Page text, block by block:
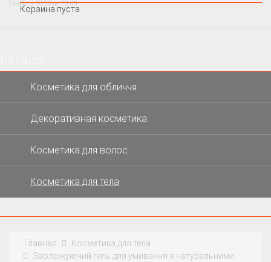
Пн-Пт з 10:30 до 18:00
Корзина пуста
Косметика для обличчя
Декоративная косметика
Косметика для волос
Косметика для тела
Главная
Косметика для тела
Зволожуючий гель для умивання з натуральними